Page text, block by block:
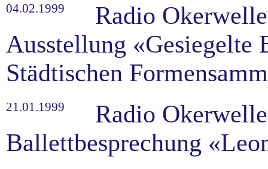
04.02.1999
Radio
Ausstellung «Gesiegelte
Städtischen
21.01.1999
Radio
Ballettbesprechung